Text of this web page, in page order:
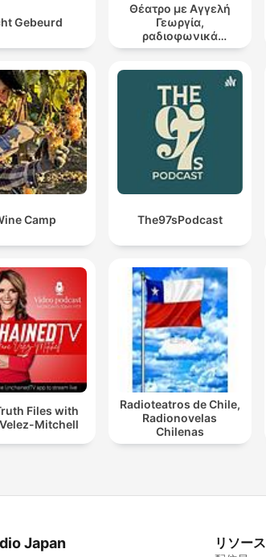
Gebeurd
Θέατρο με Αγγελή
Γεωργία,
ραδιοφωνικά
θεατρικά έργα
Camp The97sPodcast
Files with
Mitchell
Radioteatros de Chile,
Radionovelas
Chilenas
Japan リソース